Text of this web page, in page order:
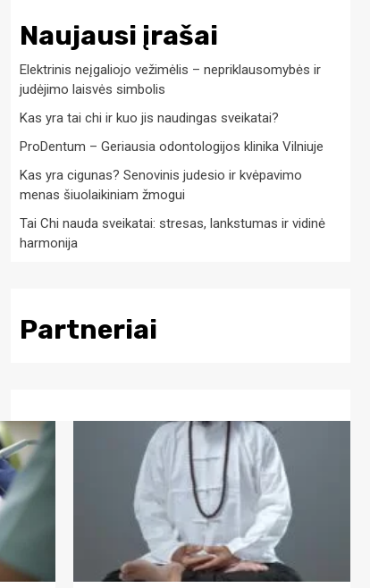
Naujausi įrašai
Elektrinis neįgaliojo vežimėlis – nepriklausomybės ir
judėjimo laisvės simbolis
Kas yra tai chi ir kuo jis naudingas sveikatai?
ProDentum – Geriausia odontologijos klinika Vilniuje
Kas yra cigunas? Senovinis judesio ir kvėpavimo
menas šiuolaikiniam žmogui
Tai Chi nauda sveikatai: stresas, lankstumas ir vidinė
harmonija
Partneriai